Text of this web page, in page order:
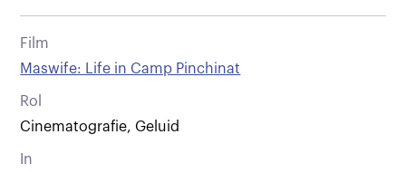
Film
Maswife: Life in Camp Pinchinat
Rol
Cinematografie, Geluid
In